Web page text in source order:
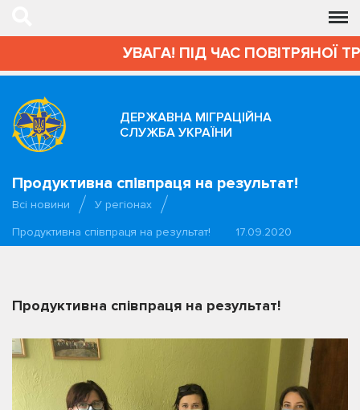
УВАГА! ПІД ЧАС ПОВІТРЯНОЇ
ДЕРЖАВНА МІГРАЦІЙНА
СЛУЖБА УКРАЇНИ
Продуктивна співпраця на результат!
Всі новини
У регіонах
Продуктивна співпраця на результат!
17.09.2020
Продуктивна співпраця на результат!